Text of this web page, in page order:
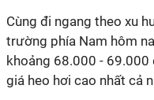
Cùng đi ngang theo xu
trường phía Nam hôm
khoảng 68.000 -
giá heo hơi cao nhất cả